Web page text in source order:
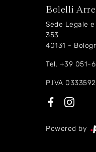
Bolelli
Sede Legale
353
40131 -
Tel. +39 051-
P.IVA
Powered by